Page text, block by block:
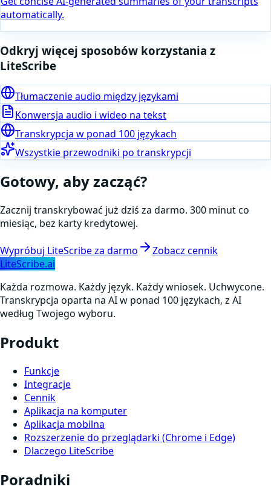
automatically.
Odkryj więcej sposobów korzystania z
LiteScribe
Tłumaczenie audio między językami
Konwersja audio i wideo na tekst
Transkrypcja w ponad 100 językach
Wszystkie przewodniki po transkrypcji
Gotowy, aby zacząć?
Zacznij transkrybować już dziś za darmo. 300 minut co
miesiąc, bez karty kredytowej.
Wypróbuj LiteScribe za darmo
Zobacz cennik
LiteScribe.ai
Każda rozmowa. Każdy język. Każdy wniosek. Uchwycone.
Transkrypcja oparta na AI w ponad 100 językach, z AI
według Twojego wyboru.
Produkt
Funkcje
Integracje
Cennik
Aplikacja na komputer
Aplikacja mobilna
Rozszerzenie do przeglądarki (Chrome i Edge)
Dlaczego LiteScribe
Poradniki